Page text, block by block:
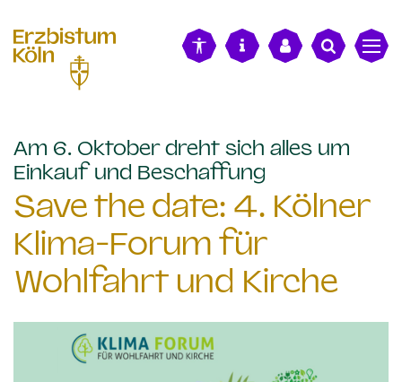
Am 6. Oktober dreht sich alles um
Einkauf und Beschaffung
Save the date: 4. Kölner
Klima-Forum für
Wohlfahrt und Kirche